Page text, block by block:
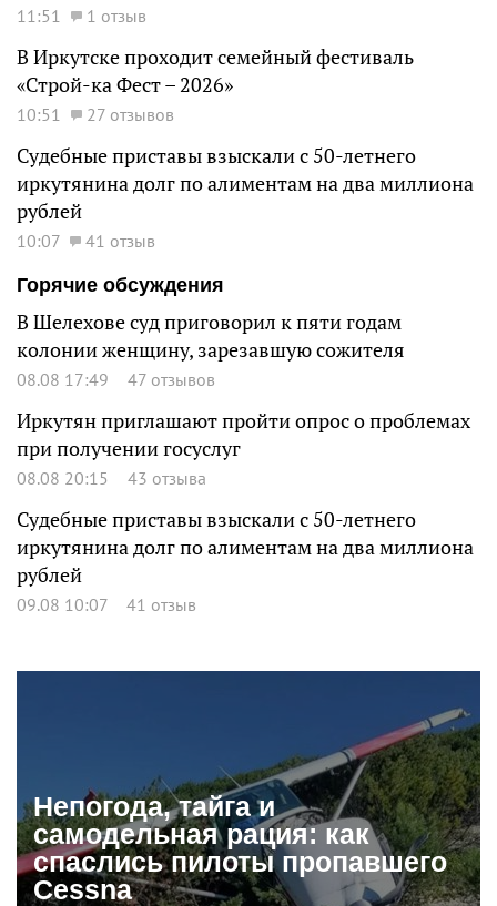
11:51 1 отзыв
В Иркутске проходит семейный фестиваль
«Строй-ка Фест – 2026»
10:51 27 отзывов
Судебные приставы взыскали с 50-летнего
иркутянина долг по алиментам на два миллиона
рублей
10:07
41 отзыв
Горячие обсуждения
В Шелехове суд приговорил к пяти годам
колонии женщину, зарезавшую сожителя
08.08 17:49 47 отзывов
Иркутян приглашают пройти опрос о проблемах
при получении госуслуг
08.08 20:15 43 отзыва
Судебные приставы взыскали с 50-летнего
иркутянина долг по алиментам на два миллиона
рублей
09.08 10:07 41 отзыв
Непогода, тайга и
самодельная рация: как
спаслись пилоты пропавшего
Cessna